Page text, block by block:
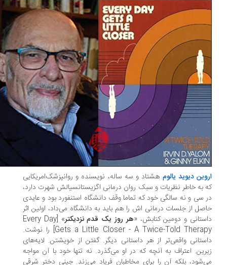
دیوید یالومهشتاد و سه ساله، نویسنده و روانپزشک‌امریکایی
به خاطر نظریات و سبک روان درمانی اگزیستانسیالش شهرت دارد،
سی و نه سالگی خود که تماما وقف دانشگاه استنفورد بود و عایدی
حاصل از جلسات درمانی اش را هم باید به دانشگاه می‌‎داد، اولین اثر
و دومین کتابش، «هر روز یک قدم نزدیکتر
» [Every Day
Gets a Little Closer - A Twice-Told Therapy] را نوشت.
واقعی‌تر از هر داستانی دیگر. گفتن از خویشتن. لایه‌های
زیرین. اعتراف به آنچه که در او می‌‎گذرد. نه تنها خود با آن مواجه
می‌‎شود، بلکه آن را برای مخاطبان فریاد می‌‎زند. جینی دختر شرقی